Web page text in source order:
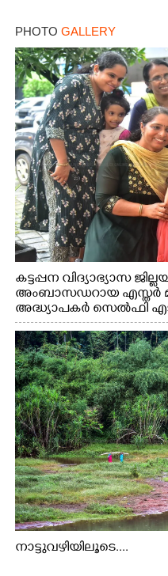
PHOTO GALLERY
കട്ടപ്പന വിദ്യാഭ്യാസ
അംബാസഡറായ എസ്തർ
അദ്ധ്യാപകർ സെൽഫി
നാട്ടുവഴിയിലൂടെ....